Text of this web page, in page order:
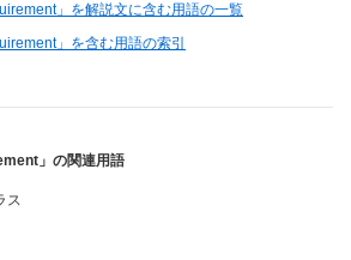
」を解説文に含む用語の一覧
」を含む用語の索引
」の関連用語
ス